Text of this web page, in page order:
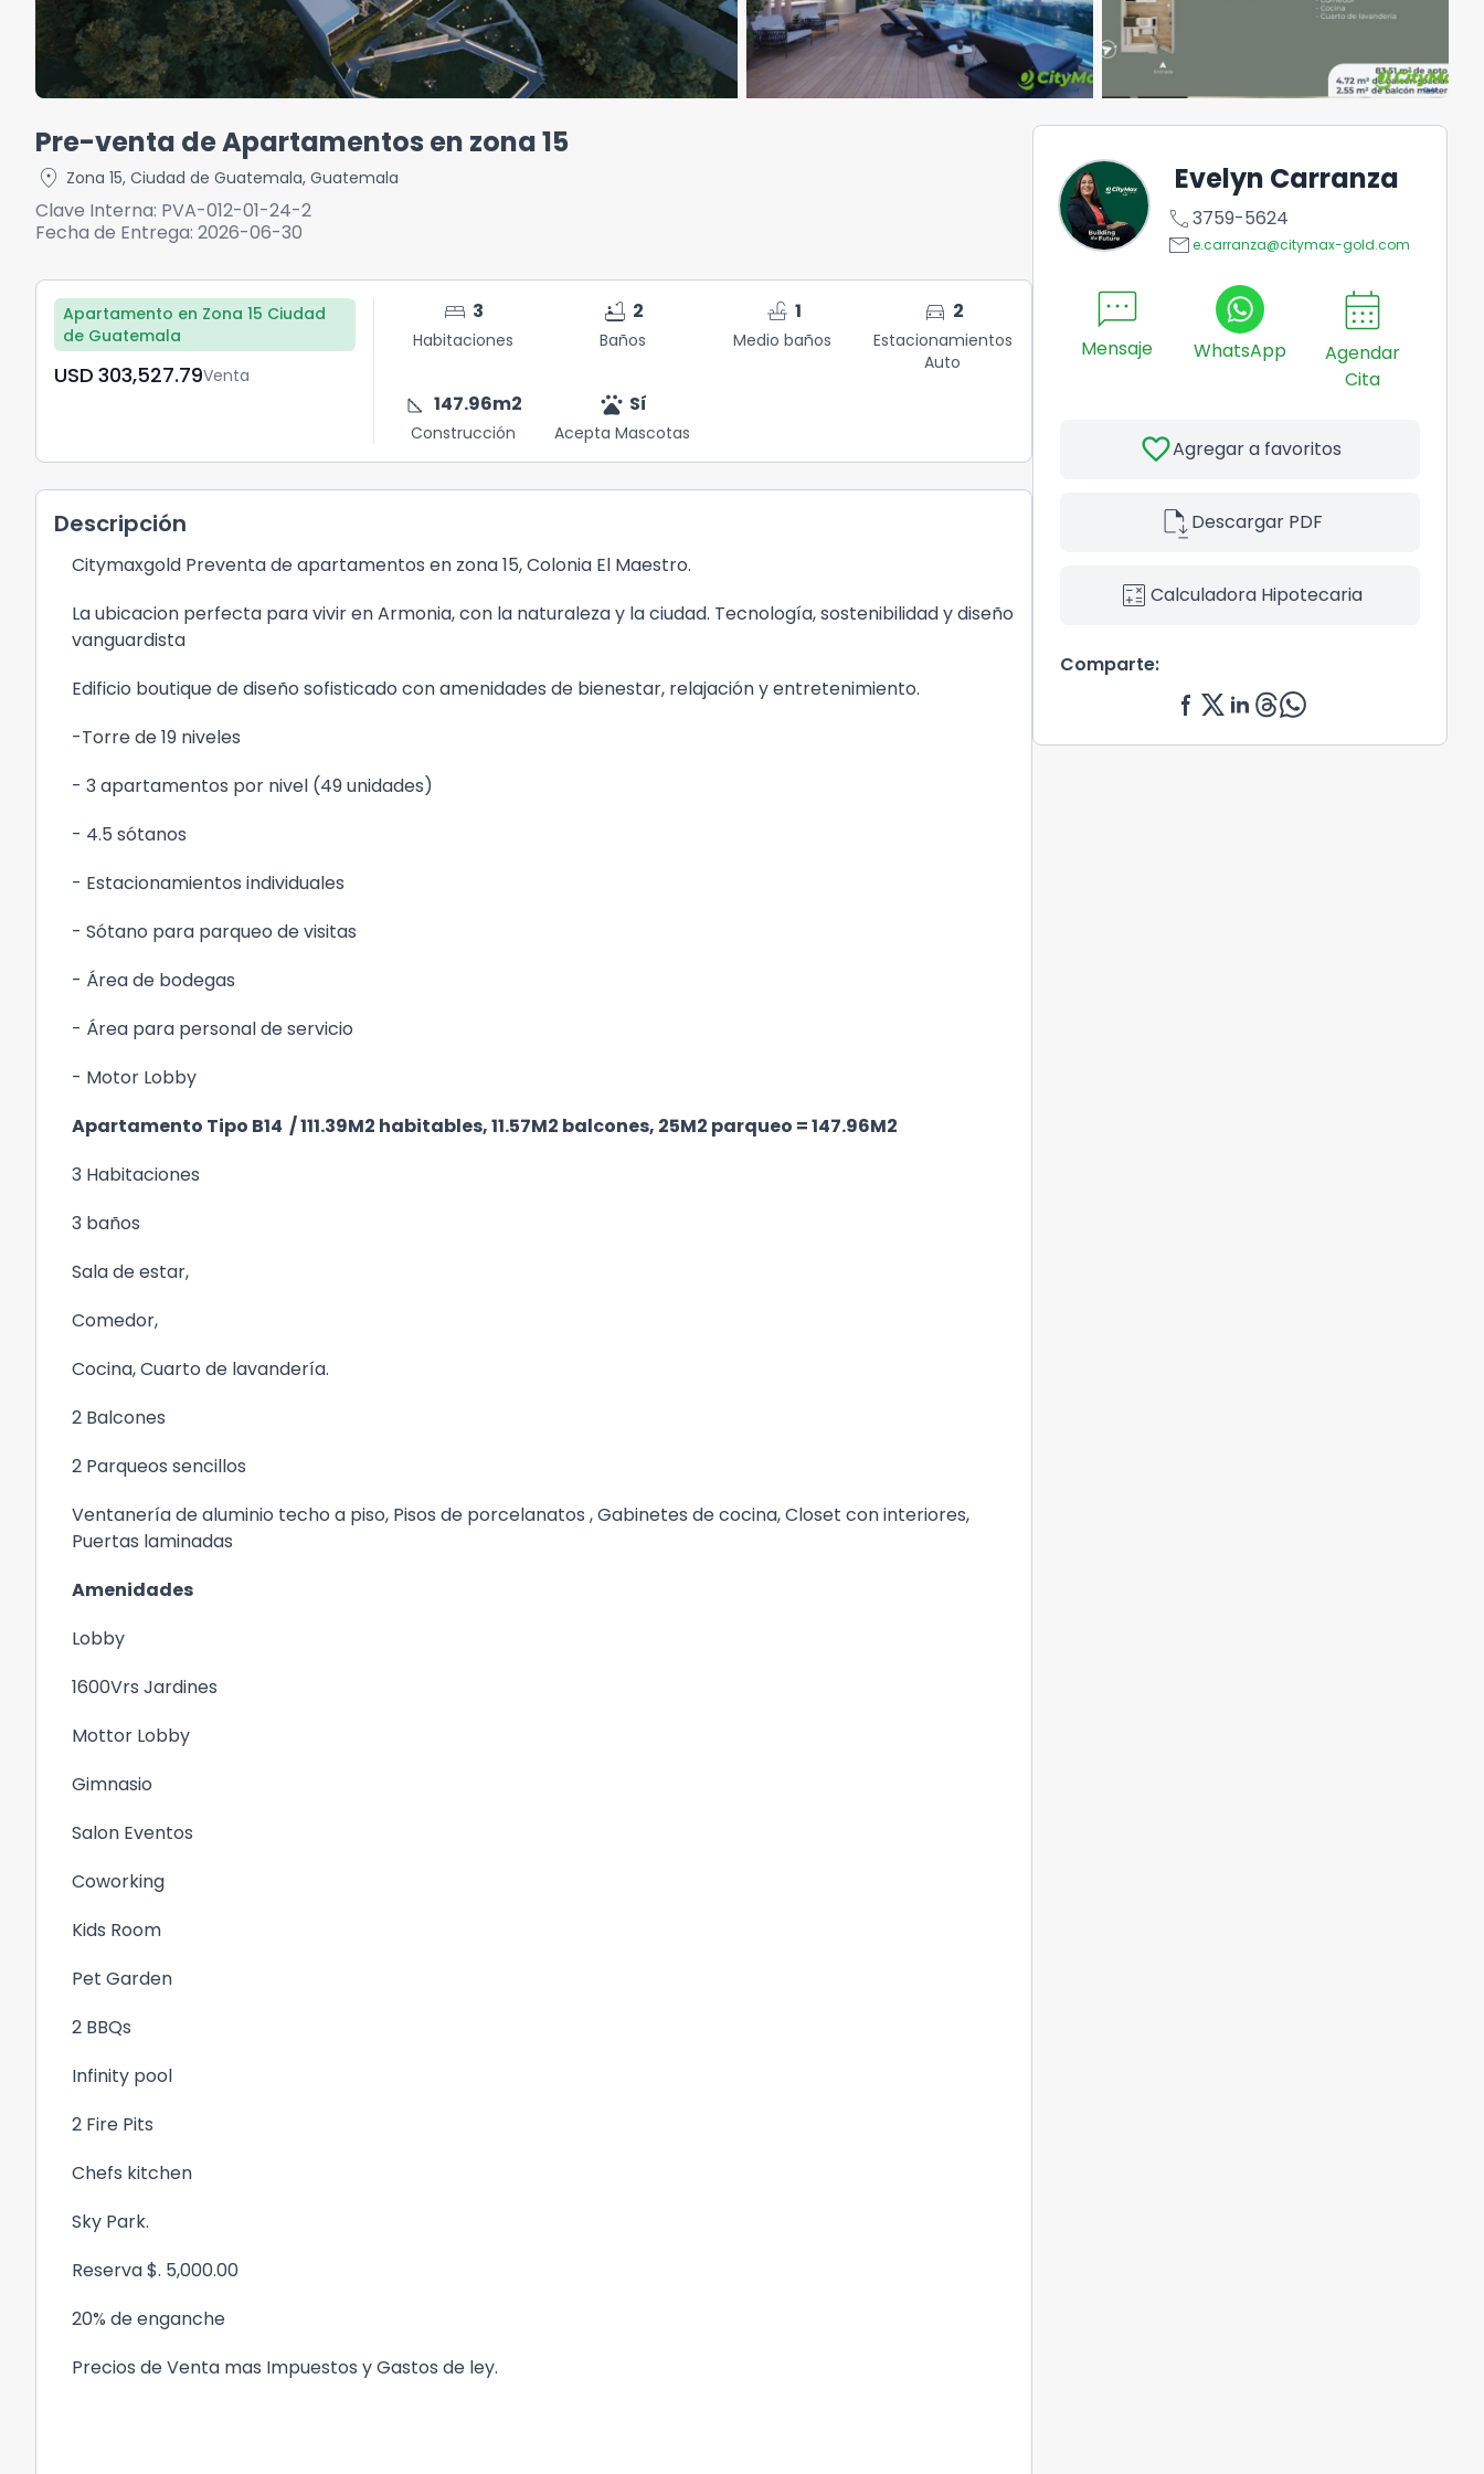
Pre-venta de Apartamentos en zona 15
location_on Zona 15, Ciudad de Guatemala, Guatemala
Clave Interna: PVA-012-01-24-2
Fecha de Entrega: 2026-06-30
Apartamento en Zona 15 Ciudad
de Guatemala
USD	303,527.79Venta
bed 3
Habitaciones
bathtub 2
Baños
faucet 1
Medio baños
directions_car 2
Estacionamientos
Auto
square_foot 147.96m2
Construcción
pets Sí
Acepta Mascotas
Descripción
Citymaxgold Preventa de apartamentos en zona 15, Colonia El Maestro.
La ubicacion perfecta para vivir en Armonia, con la naturaleza y la ciudad. Tecnología, sostenibilidad y diseño
vanguardista
Edificio boutique de diseño sofisticado con amenidades de bienestar, relajación y entretenimiento.
-Torre de 19 niveles
- 3 apartamentos por nivel (49 unidades)
- 4.5 sótanos
- Estacionamientos individuales
- Sótano para parqueo de visitas
- Área de bodegas
- Área para personal de servicio
- Motor Lobby
Apartamento Tipo B14 / 111.39M2 habitables, 11.57M2 balcones, 25M2 parqueo = 147.96M2
3 Habitaciones
3 baños
Sala de estar,
Comedor,
Cocina, Cuarto de lavandería.
2 Balcones
2 Parqueos sencillos
Ventanería de aluminio techo a piso, Pisos de porcelanatos , Gabinetes de cocina, Closet con interiores,
Puertas laminadas
Amenidades
Lobby
1600Vrs Jardines
Mottor Lobby
Gimnasio
Salon Eventos
Coworking
Kids Room
Pet Garden
2 BBQs
Infinity pool
2 Fire Pits
Chefs kitchen
Sky Park.
Reserva $. 5,000.00
20% de enganche
Precios de Venta mas Impuestos y Gastos de ley.
Evelyn Carranza
call3759-5624
emaile.carranza@citymax-gold.com
sms
Mensaje WhatsApp
calendar_month
Agendar
Cita
favoriteAgregar a favoritos
file_saveDescargar PDF
calculate Calculadora Hipotecaria
Comparte: